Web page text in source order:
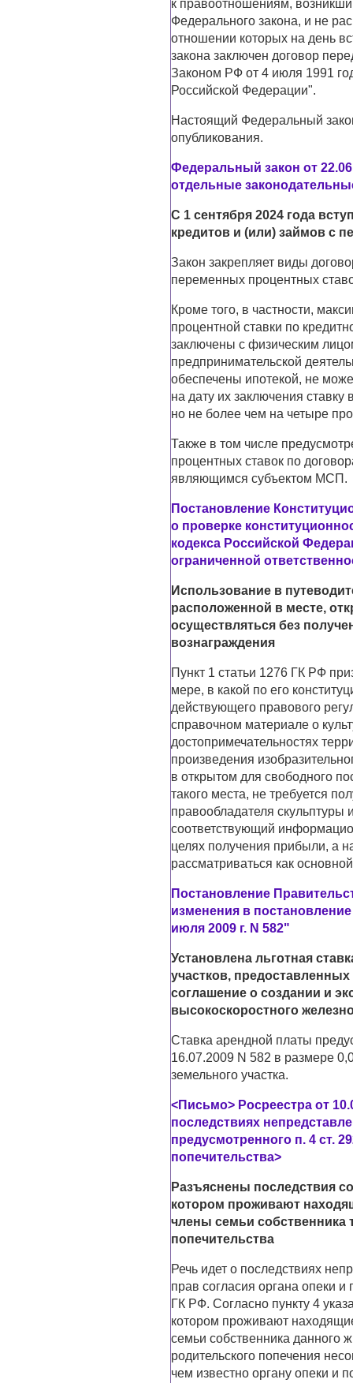
к правоотношениям,
Федерального закона, и не
отношении которых на день
закона заключен договор
Законом РФ от 4 июля 1991
Российской Федерации".
Настоящий Федеральный
опубликования.
Федеральный закон от
отдельные
С 1 сентября 2024 года
кредитов и (или) займов с
Закон закрепляет виды
переменных процентных
Кроме того, в частности,
процентной ставки по
заключены с физическим
предпринимательской
обеспечены ипотекой, не
на дату их заключения
но не более чем на четыре
Также в том числе
процентных ставок по
являющимся субъектом МСП.
Постановление
о проверке
кодекса Российской
ограниченной
Использование в
расположенной в месте,
осуществляться без
вознаграждения
Пункт 1 статьи 1276 ГК РФ
мере, в какой по его
действующего правового
справочном материале о
достопримечательностях
произведения
в открытом для свободного
такого места, не требуется
правообладателя
соответствующий
целях получения прибыли, а
рассматриваться как
Постановление
изменения в
июля 2009 г. N 582"
Установлена льготная
участков,
соглашение о создании и
высокоскоростного
Ставка арендной платы
16.07.2009 N 582 в размере
земельного участка.
<Письмо> Росреестра от
последствиях
предусмотренного п. 4 ст.
попечительства>
Разъяснены последствия
котором проживают
члены семьи собственника
попечительства
Речь идет о последствиях
прав согласия органа опеки и
ГК РФ. Согласно пункту 4
котором проживают
семьи собственника данного
родительского попечения
чем известно органу опеки и